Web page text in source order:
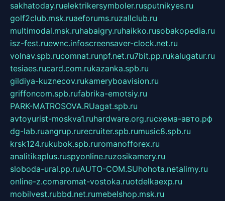
sakhatoday.ruelektrikersymboler.rusputnikyes.ru
golf2club.msk.ruaeforums.ruzallclub.ru
multimodal.msk.ruhabaigry.ruhaikko.rusobakopedia.ru
isz-fest.ruewnc.infoscreensaver-clock.net.ru
volnav.spb.rucomnat.runpf.net.ru7bit.pp.rukalugatur.ru
tesiaes.rucard.com.rukazanka.spb.ru
gildiya-kuznecov.rukameryboavision.ru
griffoncom.spb.rufabrika-emotsiy.ru
PARK-MATROSOVA.RUagat.spb.ru
avtoyurist-moskva1.ruhardware.org.ruсхема-авто.рф
dg-lab.ruangrup.rurecruiter.spb.rumusic8.spb.ru
krsk124.rukubok.spb.ruromanofforex.ru
analitikaplus.ruspyonline.ruzosikamery.ru
sloboda-ural.pp.ruAUTO-COM.SUhohota.netalimy.ru
online-z.comaromat-vostoka.ruotdelkaexp.ru
mobilvest.rubbd.net.rumebelshop.msk.ru